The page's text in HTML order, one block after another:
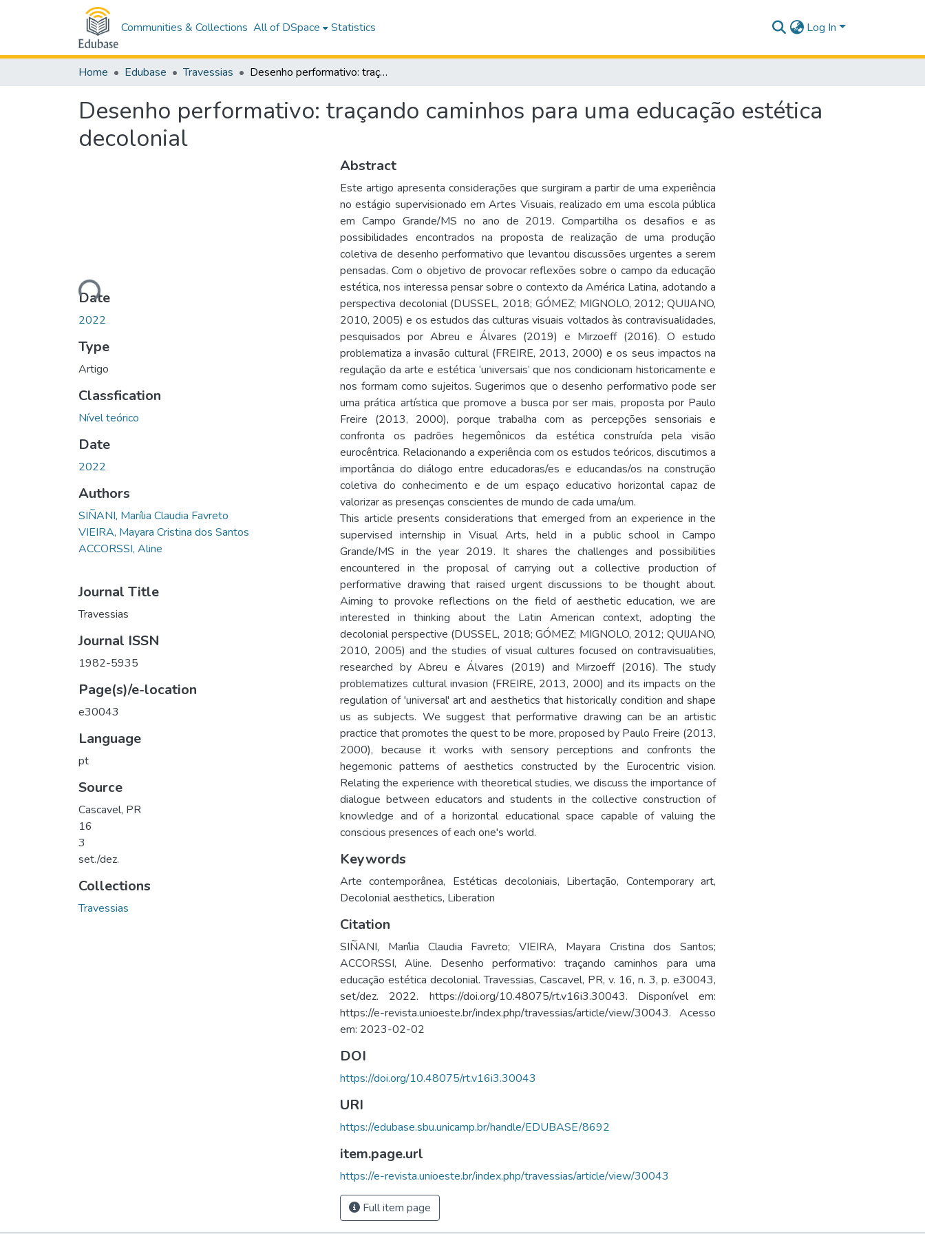
Communities & Collections All of DSpace Statistics Log In
Home Edubase Travessias Desenho performativo: traçando caminhos para uma educação estética decolonial
Desenho performativo: traçando caminhos para uma educação estética
decolonial
Loading...
Date
2022
Type
Artigo
Classfication
Nível teórico
Date
2022
Authors
SIÑANI, Marília Claudia Favreto
VIEIRA, Mayara Cristina dos Santos
ACCORSSI, Aline
Journal Title
Travessias
Journal ISSN
1982-5935
Page(s)/e-location
e30043
Language
pt
Source
Cascavel, PR
16
3
set./dez.
Collections
Travessias
Abstract
Este artigo apresenta considerações que surgiram a partir de uma experiência
no estágio supervisionado em Artes Visuais, realizado em uma escola pública
em Campo Grande/MS no ano de 2019. Compartilha os desafios e as
possibilidades encontrados na proposta de realização de uma produção
coletiva de desenho performativo que levantou discussões urgentes a serem
pensadas. Com o objetivo de provocar reflexões sobre o campo da educação
estética, nos interessa pensar sobre o contexto da América Latina, adotando a
perspectiva decolonial (DUSSEL, 2018; GÓMEZ; MIGNOLO, 2012; QUIJANO,
2010, 2005) e os estudos das culturas visuais voltados às contravisualidades,
pesquisados por Abreu e Álvares (2019) e Mirzoeff (2016). O estudo
problematiza a invasão cultural (FREIRE, 2013, 2000) e os seus impactos na
regulação da arte e estética ‘universais’ que nos condicionam historicamente e
nos formam como sujeitos. Sugerimos que o desenho performativo pode ser
uma prática artística que promove a busca por ser mais, proposta por Paulo
Freire (2013, 2000), porque trabalha com as percepções sensoriais e
confronta os padrões hegemônicos da estética construída pela visão
eurocêntrica. Relacionando a experiência com os estudos teóricos, discutimos a
importância do diálogo entre educadoras/es e educandas/os na construção
coletiva do conhecimento e de um espaço educativo horizontal capaz de
valorizar as presenças conscientes de mundo de cada uma/um.
This article presents considerations that emerged from an experience in the
supervised internship in Visual Arts, held in a public school in Campo
Grande/MS in the year 2019. It shares the challenges and possibilities
encountered in the proposal of carrying out a collective production of
performative drawing that raised urgent discussions to be thought about.
Aiming to provoke reflections on the field of aesthetic education, we are
interested in thinking about the Latin American context, adopting the
decolonial perspective (DUSSEL, 2018; GÓMEZ; MIGNOLO, 2012; QUIJANO,
2010, 2005) and the studies of visual cultures focused on contravisualities,
researched by Abreu e Álvares (2019) and Mirzoeff (2016). The study
problematizes cultural invasion (FREIRE, 2013, 2000) and its impacts on the
regulation of 'universal' art and aesthetics that historically condition and shape
us as subjects. We suggest that performative drawing can be an artistic
practice that promotes the quest to be more, proposed by Paulo Freire (2013,
2000), because it works with sensory perceptions and confronts the
hegemonic patterns of aesthetics constructed by the Eurocentric vision.
Relating the experience with theoretical studies, we discuss the importance of
dialogue between educators and students in the collective construction of
knowledge and of a horizontal educational space capable of valuing the
conscious presences of each one's world.
Keywords
Arte contemporânea, Estéticas decoloniais, Libertação, Contemporary art,
Decolonial aesthetics, Liberation
Citation
SIÑANI, Marília Claudia Favreto; VIEIRA, Mayara Cristina dos Santos;
ACCORSSI, Aline. Desenho performativo: traçando caminhos para uma
educação estética decolonial. Travessias, Cascavel, PR, v. 16, n. 3, p. e30043,
set/dez. 2022. https://doi.org/10.48075/rt.v16i3.30043. Disponível em:
https://e-revista.unioeste.br/index.php/travessias/article/view/30043. Acesso
em: 2023-02-02
DOI
https://doi.org/10.48075/rt.v16i3.30043
URI
https://edubase.sbu.unicamp.br/handle/EDUBASE/8692
item.page.url
https://e-revista.unioeste.br/index.php/travessias/article/view/30043
Full item page